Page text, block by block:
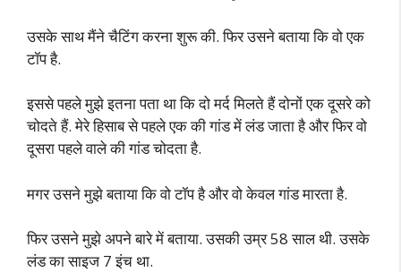
उसके साथ मैंने चैटिंग करना शुरू की. फिर उसने बताया कि वो एक
टॉप है.
इससे पहले मुझे इतना पता था कि दो मर्द मिलते हैं दोनों एक दूसरे को
चोदते हैं. मेरे हिसाब से पहले एक की गांड में लंड जाता है और फिर वो
दूसरा पहले वाले की गांड चोदता है.
मगर उसने मुझे बताया कि वो टॉप है और वो केवल गांड मारता है.
फिर उसने मुझे अपने बारे में बताया. उसकी उम्र 58 साल थी. उसके
लंड का साइज 7 इंच था.